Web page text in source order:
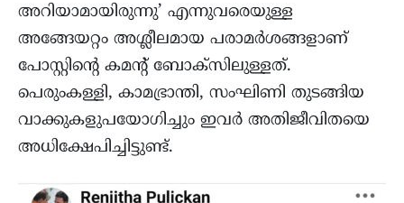
അറിയാമായിരുന്നു’ എന്നുവരെയുള്ള
അങ്ങേയറ്റം അശ്ലീലമായ പരാമർശങ്ങളാണ്
പോസ്റ്റിന്റെ കമന്റ്‌ ബോക്സിലുള്ളത്.
പെരുംകള്ളി, കാമഭ്രാന്തി, സംഘിണി തുടങ്ങിയ
വാക്കുകളുപയോഗിച്ചും ഇവർ അതിജീവിതയെ
അധിക്ഷേപിച്ചിട്ടുണ്ട്.